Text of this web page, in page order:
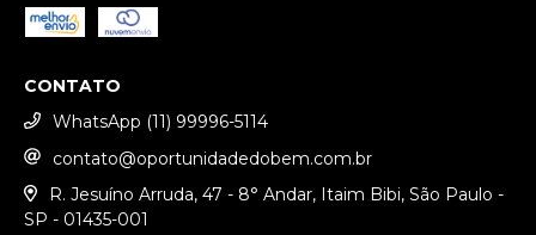
CONTATO
WhatsApp (11) 99996-5114
contato@oportunidadedobem.com.br
R. Jesuíno Arruda, 47 - 8° Andar, Itaim Bibi, São Paulo -
SP - 01435-001